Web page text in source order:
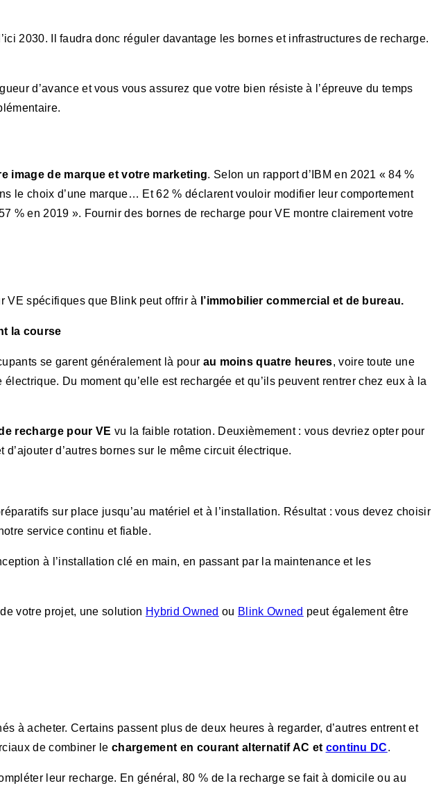
2030. Il faudra donc réguler davantage les bornes et infrastructures de recharge.
d’avance et vous vous assurez que votre bien résiste à l’épreuve du temps
image de marque et votre marketing. Selon un rapport d’IBM en 2021 « 84 %
le choix d’une marque… Et 62 % déclarent vouloir modifier leur comportement
% en 2019 ». Fournir des bornes de recharge pour VE montre clairement votre
VE spécifiques que Blink peut offrir à l’immobilier commercial et de bureau.
la course
se garent généralement là pour au moins quatre heures, voire toute une
Du moment qu’elle est rechargée et qu’ils peuvent rentrer chez eux à la
recharge pour VE vu la faible rotation. Deuxièmement : vous devriez opter pour
d’autres bornes sur le même circuit électrique.
sur place jusqu’au matériel et à l’installation. Résultat : vous devez choisir
service continu et fiable.
à l’installation clé en main, en passant par la maintenance et les
votre projet, une solution Hybrid Owned ou Blink Owned peut également être
à acheter. Certains passent plus de deux heures à regarder, d’autres entrent et
de combiner lechargement en courant alternatif AC et continu DC.
leur recharge. En général, 80 % de la recharge se fait à domicile ou au